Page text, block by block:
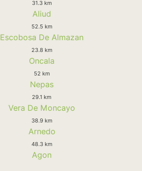
31.3 km
Aliud
52.5 km
Escobosa De Almazan
23.8 km
Oncala
52 km
Nepas
29.1 km
Vera De Moncayo
38.9 km
Arnedo
48.3 km
Agon